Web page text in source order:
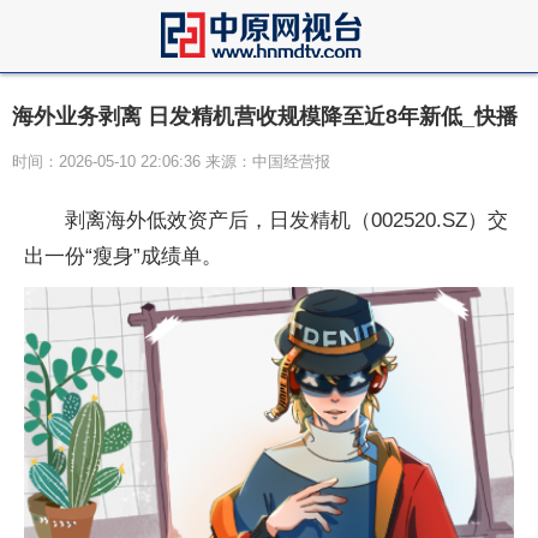
海外业务剥离 日发精机营收规模降至近8年新低_快播
时间：2026-05-10 22:06:36 来源：中国经营报
剥离海外低效资产后，日发精机（002520.SZ）交
出一份“瘦身”成绩单。